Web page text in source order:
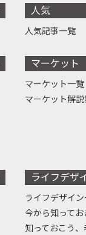
人気
人気記事一覧
マーケット
マーケット一覧
マーケット解
ライフデザ
ライフデザイ
今から知って
知っておこう